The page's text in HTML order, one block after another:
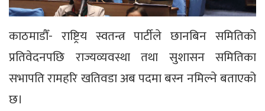
काठमाडौँ- राष्ट्रिय स्वतन्त्र पार्टीले छानबिन समितिको
प्रतिवेदनपछि राज्यव्यवस्था तथा सुशासन समितिका
सभापति रामहरि खतिवडा अब पदमा बस्न नमिल्ने बताएको
छ।